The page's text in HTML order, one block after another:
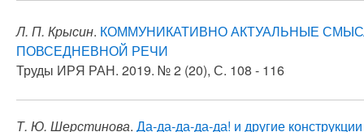
Л. П. Крысин. КОММУНИКАТИВНО АКТУАЛЬНЫЕ
ПОВСЕДНЕВНОЙ РЕЧИ
Труды ИРЯ РАН. 2019. № 2 (20), С. 108 - 116
Т. Ю. Шерстинова. Да-да-да-да-да! и другие